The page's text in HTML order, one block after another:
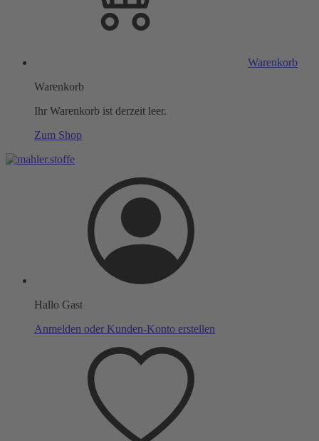
Warenkorb
Warenkorb
Ihr Warenkorb ist derzeit leer.
Zum Shop
Hallo Gast
Anmelden oder Kunden-Konto erstellen